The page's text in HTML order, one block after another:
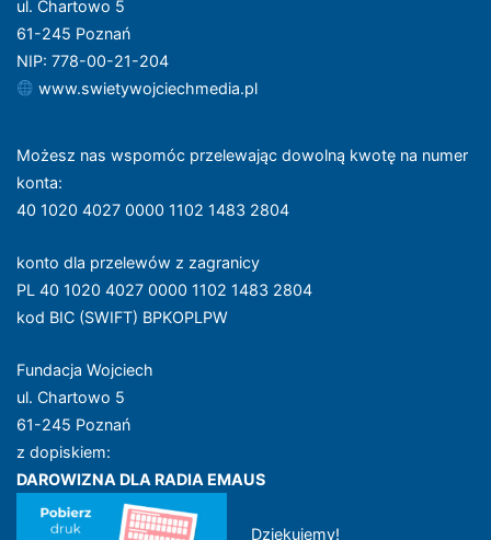
ul. Chartowo 5
61-245 Poznań
NIP: 778-00-21-204
www.swietywojciechmedia.pl
Możesz nas wspomóc przelewając dowolną kwotę na numer
konta:
40 1020 4027 0000 1102 1483 2804
konto dla przelewów z zagranicy
PL 40 1020 4027 0000 1102 1483 2804
kod BIC (SWIFT) BPKOPLPW
Fundacja Wojciech
ul. Chartowo 5
61-245 Poznań
z dopiskiem:
DAROWIZNA DLA RADIA EMAUS
Dziękujemy!